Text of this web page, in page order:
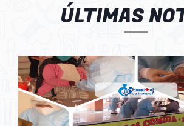
ÚLTIMAS